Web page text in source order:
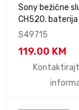
Sony bežične
CH520.
brzo punjnje.
S49715
119.00 KM